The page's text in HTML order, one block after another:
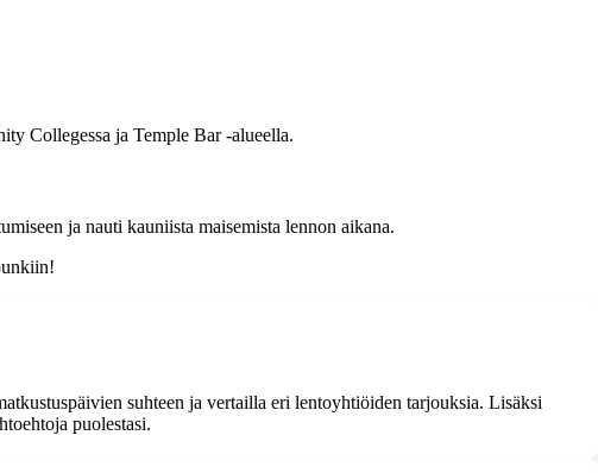
Collegessa ja Temple Bar -alueella.
ja nauti kauniista maisemista lennon aikana.
suhteen ja vertailla eri lentoyhtiöiden tarjouksia. Lisäksi
puolestasi.